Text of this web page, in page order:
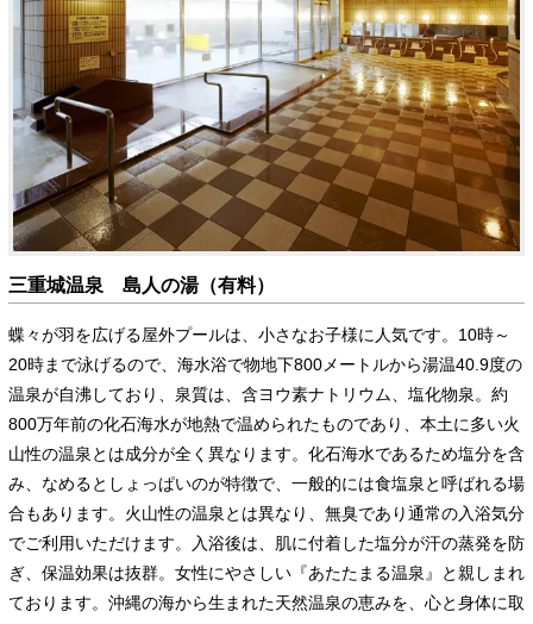
三重城温泉 島人の湯（有料）
蝶々が羽を広げる屋外プールは、小さなお子様に人気です。10時～
20時まで泳げるので、海水浴で物地下800メートルから湯温40.9度の
温泉が自沸しており、泉質は、含ヨウ素ナトリウム、塩化物泉。約
800万年前の化石海水が地熱で温められたものであり、本土に多い火
山性の温泉とは成分が全く異なります。化石海水であるため塩分を含
み、なめるとしょっぱいのが特徴で、一般的には食塩泉と呼ばれる場
合もあります。火山性の温泉とは異なり、無臭であり通常の入浴気分
でご利用いただけます。入浴後は、肌に付着した塩分が汗の蒸発を防
ぎ、保温効果は抜群。女性にやさしい『あたたまる温泉』と親しまれ
ております。沖縄の海から生まれた天然温泉の恵みを、心と身体に取